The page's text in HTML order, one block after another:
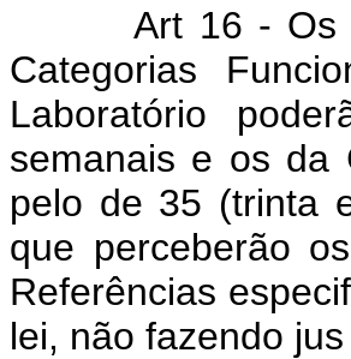
Art 16 - Os
Categorias
Laboratório
semanais e os da
pelo de 35 (trinta
que perceberão
Referências
lei, não fazendo